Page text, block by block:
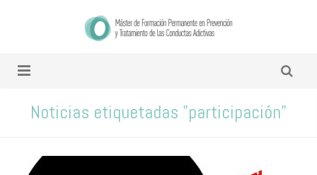
Noticias etiquetadas "participación"